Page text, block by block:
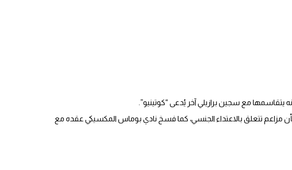
يتقاسمها مع سجين برازيلي آخر يُدعى “كوتينيو”.
مزاعم تتعلق بالاعتداء الجنسي، كما فسخ نادي بوماس المكسيكي عقده مع